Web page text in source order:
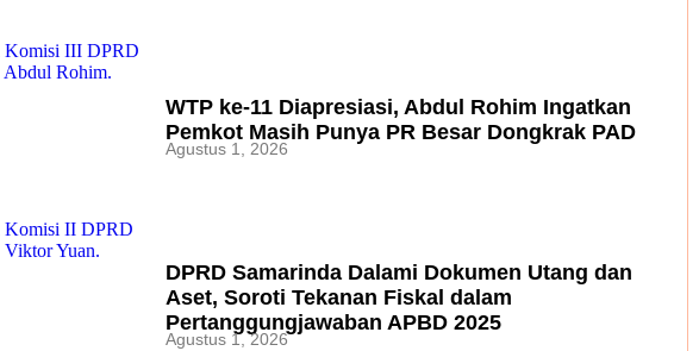
WTP ke-11 Diapresiasi, Abdul Rohim Ingatkan
Pemkot Masih Punya PR Besar Dongkrak PAD
Agustus 1, 2026
DPRD Samarinda Dalami Dokumen Utang dan
Aset, Soroti Tekanan Fiskal dalam
Pertanggungjawaban APBD 2025
Agustus 1, 2026